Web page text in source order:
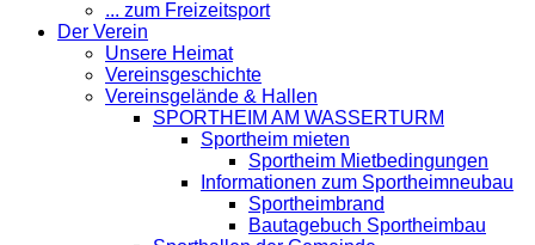
... zum Freizeitsport
Der Verein
Unsere Heimat
Vereinsgeschichte
Vereinsgelände & Hallen
SPORTHEIM AM WASSERTURM
Sportheim mieten
Sportheim Mietbedingungen
Informationen zum Sportheimneubau
Sportheimbrand
Bautagebuch Sportheimbau